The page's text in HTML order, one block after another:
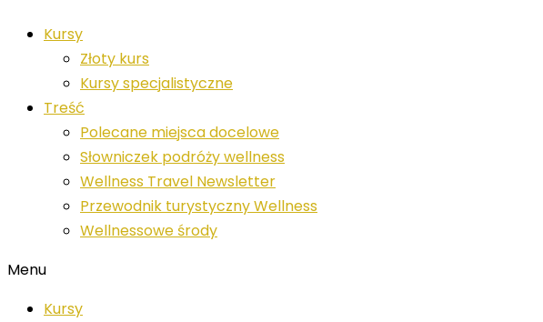
Kursy
Złoty kurs
Kursy specjalistyczne
Treść
Polecane miejsca docelowe
Słowniczek podróży wellness
Wellness Travel Newsletter
Przewodnik turystyczny Wellness
Wellnessowe środy
Menu
Kursy